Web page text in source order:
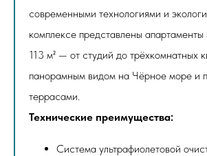
современными технологиями и
комплексе представлены
113 м² — от студий до трёхкомнатных
панорамным видом на Чёрное море и
террасами.
Технические преимущества:
Система ультрафиолетовой